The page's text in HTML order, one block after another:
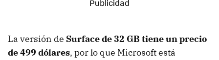
La versión de Surface de 32 GB tiene un precio
de 499 dólares, por lo que Microsoft está